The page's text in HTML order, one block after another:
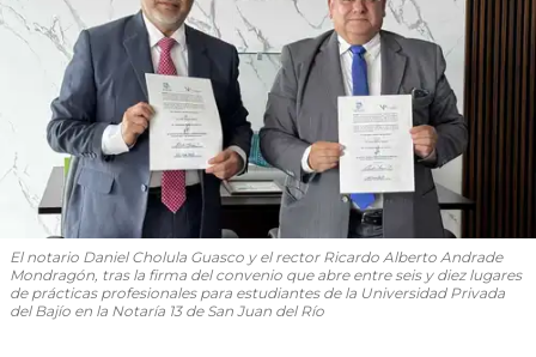
El notario Daniel Cholula Guasco y el rector Ricardo Alberto Andrade
Mondragón, tras la firma del convenio que abre entre seis y diez lugares
de prácticas profesionales para estudiantes de la Universidad Privada
del Bajío en la Notaría 13 de San Juan del Río